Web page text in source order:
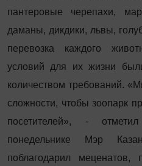
пантеровые черепахи,
даманы, дикдики, львы,
перевозка каждого
условий для их жизни
количеством требований.
сложности, чтобы зоопарк
посетителей», -
понедельнике Мэр
поблагодарил